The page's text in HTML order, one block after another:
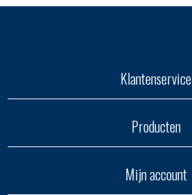
Klantenservice
Producten
Mijn account